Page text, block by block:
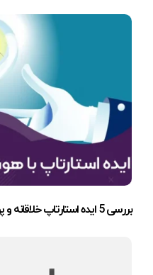
بررسی 5 ایده استارتاپ خلاقانه و پول‌ساز با هوش مصنوعی